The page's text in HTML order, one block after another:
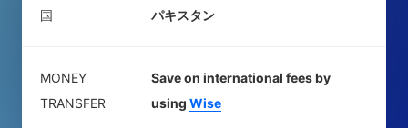
国 パキスタン
MONEY
TRANSFER
Save on international fees by
using Wise